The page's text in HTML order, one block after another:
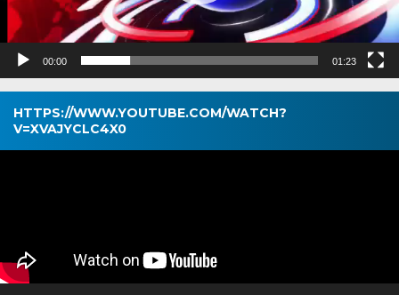
00:00 01:23
HTTPS://WWW.YOUTUBE.COM/WATCH?
V=XVAJYCLC4X0
Pemutar